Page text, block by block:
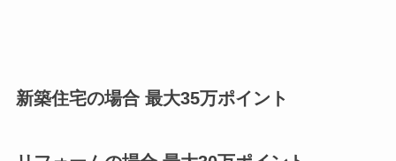
新築住宅の場合 最大35万ポイント